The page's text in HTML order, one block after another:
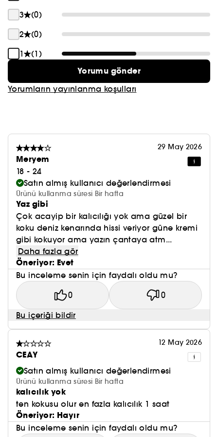
yaratın.
Vegan: İçeriğinde hayvansal madde bulunmayan
ürünler.
3
(0)
2
(0)
1
(1)
Yorumu gönder
Yorumların yayınlanma koşulları
29 May 2026
Meryem
18 - 24
Satın almış kullanıcı değerlendirmesi
Ürünü kullanma süresi Bir hafta
Yaz gibi
Çok acayip bir kalıcılığı yok ama güzel bir
koku deniz kenarında hissi veriyor güne kremi
gibi kokuyor ama yazın çantaya atm...
Daha fazla gör
Öneriyor: Evet
Bu inceleme senin için faydalı oldu mu?
0 0
Bu içeriği bildir
12 May 2026
CEAY
Satın almış kullanıcı değerlendirmesi
Ürünü kullanma süresi Bir hafta
kalıcılık yok
ten kokusu olur en fazla kalıcılık 1 saat
Öneriyor: Hayır
Bu inceleme senin için faydalı oldu mu?